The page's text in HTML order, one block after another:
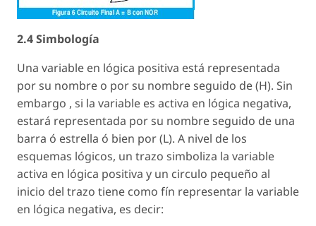
2.4 Simbología
Una variable en lógica positiva está representada
por su nombre o por su nombre seguido de (H). Sin
embargo , si la variable es activa en lógica negativa,
estará representada por su nombre seguido de una
barra ó estrella ó bien por (L). A nivel de los
esquemas lógicos, un trazo simboliza la variable
activa en lógica positiva y un circulo pequeño al
inicio del trazo tiene como fín representar la variable
en lógica negativa, es decir: